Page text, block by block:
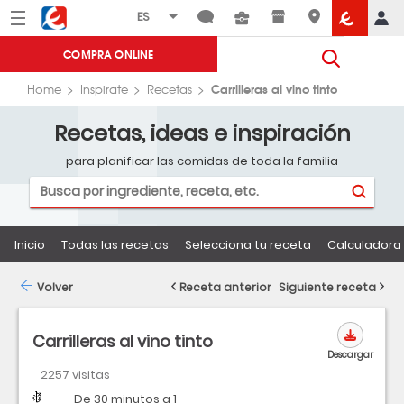
Menú Eroski
COMPRA ONLINE
Home Inspirate Recetas Carrilleras al vino tinto
Recetas, ideas e inspiración
para planificar las comidas de toda la familia
Inicio Todas las recetas Selecciona tu receta
Carrilleras al vino tinto
2257 visitas
Dificultad
Tiempo De 30 minutos a 1
Descargar
Volver Receta anterior Siguiente receta